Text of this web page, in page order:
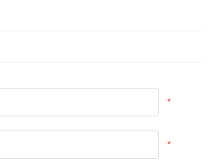
*
*